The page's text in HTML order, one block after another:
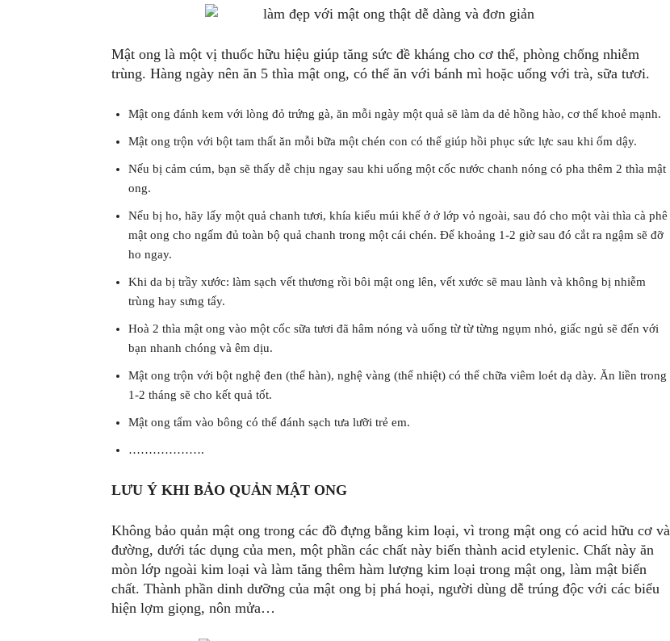
Mật ong là một vị thuốc hữu hiệu giúp tăng sức đề kháng cho cơ thể, phòng chống nhiễm
trùng. Hàng ngày nên ăn 5 thìa mật ong, có thể ăn với bánh mì hoặc uống với trà, sữa tươi.
Mật ong đánh kem với lòng đỏ trứng gà, ăn mỗi ngày một quả sẽ làm da dẻ hồng hào, cơ thể khoẻ mạnh.
Mật ong trộn với bột tam thất ăn mỗi bữa một chén con có thể giúp hồi phục sức lực sau khi ốm dậy.
Nếu bị cảm cúm, bạn sẽ thấy dễ chịu ngay sau khi uống một cốc nước chanh nóng có pha thêm 2 thìa mật
ong.
Nếu bị ho, hãy lấy một quả chanh tươi, khía kiểu múi khế ở ở lớp vỏ ngoài, sau đó cho một vài thìa cà phê
mật ong cho ngấm đủ toàn bộ quả chanh trong một cái chén. Để khoảng 1-2 giờ sau đó cắt ra ngậm sẽ đỡ
ho ngay.
Khi da bị trầy xước: làm sạch vết thương rồi bôi mật ong lên, vết xước sẽ mau lành và không bị nhiễm
trùng hay sưng tấy.
Hoà 2 thìa mật ong vào một cốc sữa tươi đã hâm nóng và uống từ từ từng ngụm nhỏ, giấc ngủ sẽ đến với
bạn nhanh chóng và êm dịu.
Mật ong trộn với bột nghệ đen (thể hàn), nghệ vàng (thể nhiệt) có thể chữa viêm loét dạ dày. Ăn liền trong
1-2 tháng sẽ cho kết quả tốt.
Mật ong tẩm vào bông có thể đánh sạch tưa lưỡi trẻ em.
……………….
LƯU Ý KHI BẢO QUẢN MẬT ONG
Không bảo quản mật ong trong các đồ đựng bằng kim loại, vì trong mật ong có acid hữu cơ và
đường, dưới tác dụng của men, một phần các chất này biến thành acid etylenic. Chất này ăn
mòn lớp ngoài kim loại và làm tăng thêm hàm lượng kim loại trong mật ong, làm mật biến
chất. Thành phần dinh dưỡng của mật ong bị phá hoại, người dùng dễ trúng độc với các biểu
hiện lợm giọng, nôn mửa…